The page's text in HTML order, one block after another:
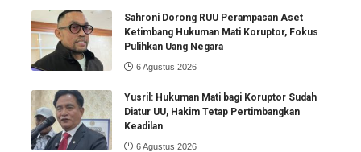
Sahroni Dorong RUU Perampasan Aset
Ketimbang Hukuman Mati Koruptor, Fokus
Pulihkan Uang Negara
6 Agustus 2026
Yusril: Hukuman Mati bagi Koruptor Sudah
Diatur UU, Hakim Tetap Pertimbangkan
Keadilan
6 Agustus 2026